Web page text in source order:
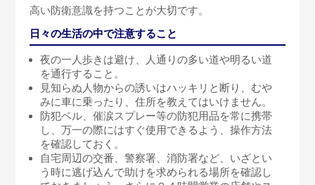
高い防衛意識を持つことが大切です。
日々の生活の中で注意すること
夜の一人歩きは避け、人通りの多い道や明るい道
を通行すること。
見知らぬ人物からの誘いはハッキリと断り、むや
みに車に乗ったり、住所を教えてはいけません。
防犯ベル、催涙スプレー等の防犯用品を常に携帯
し、万一の際にはすぐ使用できるよう、操作方法
を確認しておく。
自宅周辺の交番、警察署、消防署など、いざとい
う時に逃げ込んで助けを求められる場所を確認し